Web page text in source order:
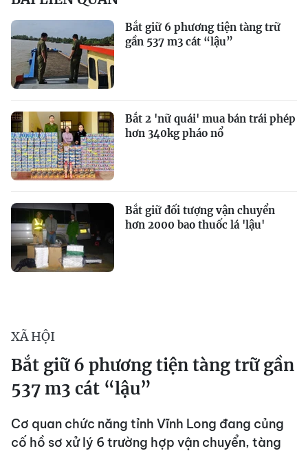
Bắt giữ 6 phương tiện tàng trữ
gần 537 m3 cát “lậu”
Bắt 2 'nữ quái' mua bán trái phép
hơn 340kg pháo nổ
Bắt giữ đối tượng vận chuyển
hơn 2000 bao thuốc lá 'lậu'
XÃ HỘI
Bắt giữ 6 phương tiện tàng trữ gần
537 m3 cát “lậu”
Cơ quan chức năng tỉnh Vĩnh Long đang củng
cố hồ sơ xử lý 6 trường hợp vận chuyển, tàng